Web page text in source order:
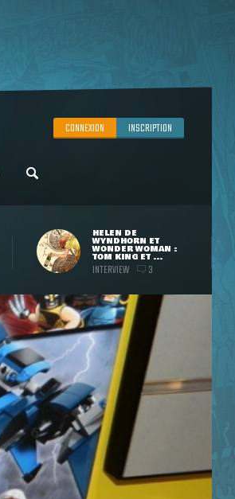
CONNEXION INSCRIPTION
HELEN DE
WYNDHORN ET
WONDER WOMAN :
TOM KING ET ...
INTERVIEW 3